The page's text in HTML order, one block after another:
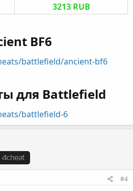
3213 RUB
BF6​
battlefield/ancient-bf6
для Battlefield​
battlefield-6
#4